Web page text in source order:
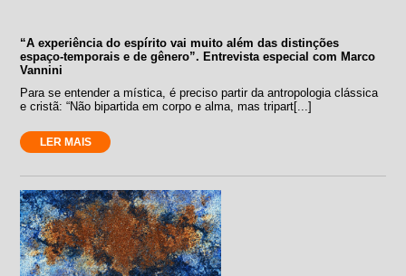
“A experiência do espírito vai muito além das distinções
espaço-temporais e de gênero”. Entrevista especial com Marco
Vannini
Para se entender a mística, é preciso partir da antropologia clássica
e cristã: “Não bipartida em corpo e alma, mas tripart[...]
LER MAIS